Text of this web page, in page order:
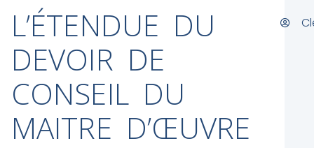
L’ÉTENDUE DU
DEVOIR DE
CONSEIL DU
MAITRE D’ŒUVRE